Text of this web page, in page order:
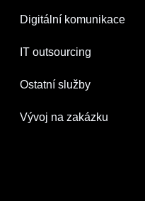
Digitální komunikace
IT outsourcing
Ostatní služby
Vývoj na zakázku